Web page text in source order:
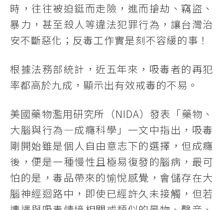
時，往往被迫鋌而走險，進而搶劫、竊盜、
暴力，甚至殺人等違法犯罪行為，讓台灣治
安不斷惡化；反毒工作實是刻不容緩的事！
根據法務部統計，近五年來，吸毒者的再犯
率都高於九成，顯示出有效戒毒的不易。
美國藥物濫用研究所（NIDA）發表「藥物、
大腦與行為—成癮科學」一文中指出，吸毒
剛開始雖是個人自由意志下的選擇，但成癮
後，便是一種慢性且極易復發的腦病，最可
怕的是，毒品帶來的愉悅感覺，會儲存在大
腦神經迴路中，即使已經許久未接觸，但若